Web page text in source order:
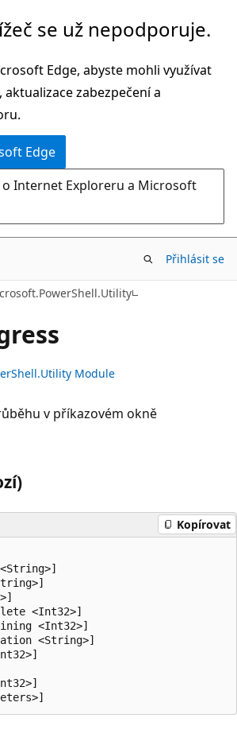
se už nepodporuje.
Edge, abyste mohli využívat
zabezpečení a
Edge
Internet Exploreru a Microsoft
Přihlásit se
Module
v příkazovém okně
Kopírovat
<Int32>]
<Int32>]
<String>]